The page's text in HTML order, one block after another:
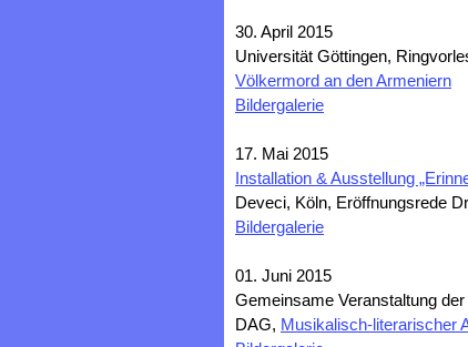
30. April 2015
Universität Göttingen,
Völkermord an den Armeniern
Bildergalerie
17. Mai 2015
Installation & Ausstellung
Deveci, Köln, Eröffnungsrede
Bildergalerie
01. Juni 2015
Gemeinsame Veranstaltung
DAG, Musikalisch-literarischer